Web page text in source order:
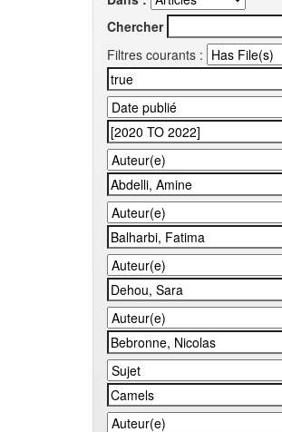
Chercher
Filtres courants :